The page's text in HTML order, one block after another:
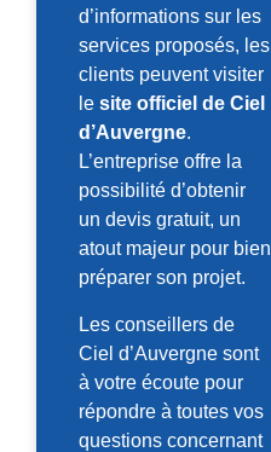
d’informations sur les
services proposés, les
clients peuvent visiter
le site officiel de Ciel
d’Auvergne.
L’entreprise offre la
possibilité d’obtenir
un devis gratuit, un
atout majeur pour bien
préparer son projet.
Les conseillers de
Ciel d’Auvergne sont
à votre écoute pour
répondre à toutes vos
questions concernant